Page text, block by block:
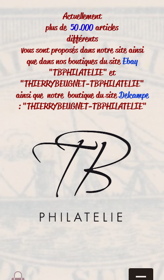
Actuellement
plus de50.000articles
différents
vous sont proposés dans notre site ainsi
que dans nos boutiques du siteEbay
"TBPHILATELIE" et
"THIERRYBEUGNET-TBPHILATELIE"
ainsi que notre boutique du siteDelcampe
: "THIERRYBEUGNET-TBPHILATELIE"